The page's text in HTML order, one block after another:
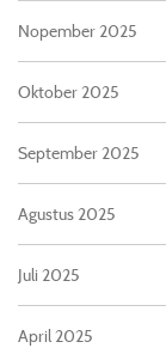
Nopember 2025
Oktober 2025
September 2025
Agustus 2025
Juli 2025
April 2025